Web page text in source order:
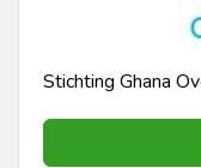
Stichting Ghana